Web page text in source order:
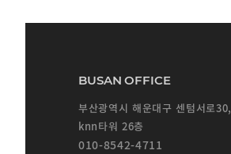
BUSAN OFFICE
부산광역시 해운대구 센텀서로30,
knn타워 26층
010-8542-4711